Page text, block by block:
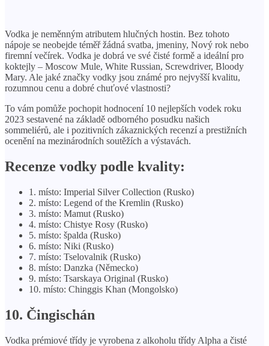
Vodka je neměnným atributem hlučných hostin. Bez tohoto
nápoje se neobejde téměř žádná svatba, jmeniny, Nový rok nebo
firemní večírek. Vodka je dobrá ve své čisté formě a ideální pro
koktejly – Moscow Mule, White Russian, Screwdriver, Bloody
Mary. Ale jaké značky vodky jsou známé pro nejvyšší kvalitu,
rozumnou cenu a dobré chuťové vlastnosti?
To vám pomůže pochopit hodnocení 10 nejlepších vodek roku
2023 sestavené na základě odborného posudku našich
sommeliérů, ale i pozitivních zákaznických recenzí a prestižních
ocenění na mezinárodních soutěžích a výstavách.
Recenze vodky podle kvality:
1. místo: Imperial Silver Collection (Rusko)
2. místo: Legend of the Kremlin (Rusko)
3. místo: Mamut (Rusko)
4. místo: Chistye Rosy (Rusko)
5. místo: špalda (Rusko)
6. místo: Niki (Rusko)
7. místo: Tselovalnik (Rusko)
8. místo: Danzka (Německo)
9. místo: Tsarskaya Original (Rusko)
10. místo: Chinggis Khan (Mongolsko)
10. Čingischán
Vodka prémiové třídy je vyrobena z alkoholu třídy Alpha a čisté